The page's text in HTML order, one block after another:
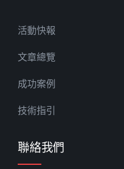
活動快報
文章總覽
成功案例
技術指引
聯絡我們